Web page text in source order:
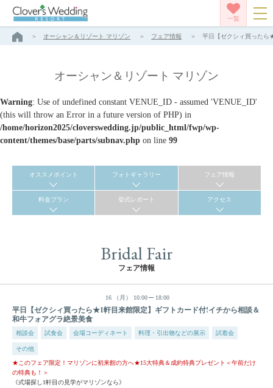
一覧
オーシャン＆リゾート マリゾン フェア情報 平日【ゼクシィ買ったら
オーシャン＆リゾート マリゾン
Warning: Use of undefined constant VENUE_ID - assumed 'VENUE_ID'
(this will throw an Error in a future version of PHP) in
/home/horizon2025/cloverswedding.jp/public_html/fwp/wp-
content/themes/base/parts/subnav.php on line 99
オススメポイント フォトギャラリー フェア情報
料金プラン 挙式レポート アクセス
Bridal Fair
フェア情報
16 （月） 10:00 18:00
平日【ゼクシィ買ったら★1軒目来館限定】ギフトカード付!イチから相談＆
和牛フォアグラ絶景美食
相談会 試食会 会場コーディネート 料理・引出物などの展示 試着会
その他
★このフェア限定！マリゾンに初来館の方へ★15大特典＆成約特典プレゼント＜午前だけ
の特典も！＞
《式場探し1軒目の見学がマリゾンなら》